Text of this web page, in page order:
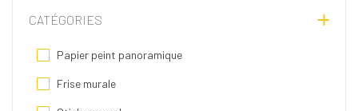
CATÉGORIES
Papier peint panoramique
Frise murale